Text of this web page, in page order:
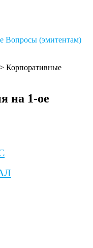
Вопросы (эмитентам)
> Корпоративные
на 1-ое